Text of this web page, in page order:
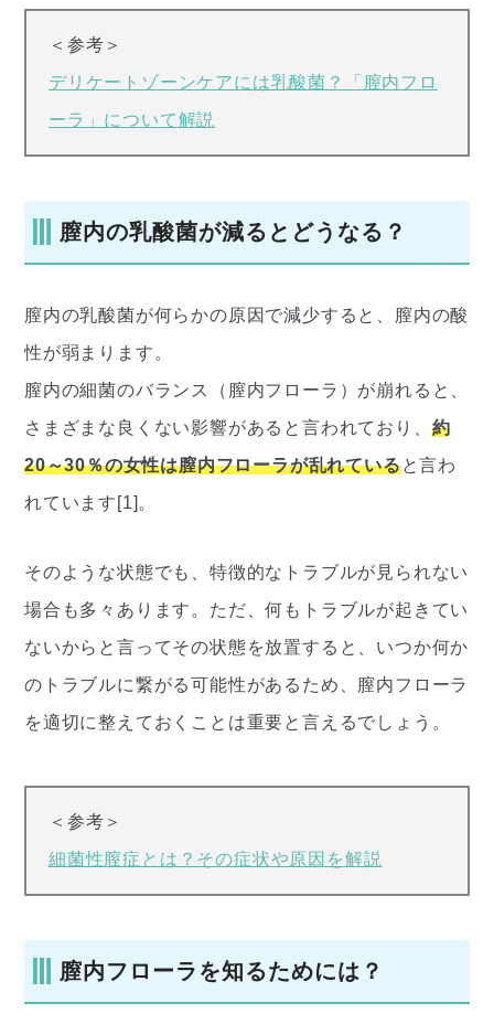
＜参考＞
デリケートゾーンケアには乳酸菌？「膣内フロ
ーラ」について解説
膣内の乳酸菌が減るとどうなる？
膣内の乳酸菌が何らかの原因で減少すると、膣内の酸
性が弱まります。
膣内の細菌のバランス（膣内フローラ）が崩れると、
さまざまな良くない影響があると言われており、 約
20～30％の女性は膣内フローラが乱れていると言わ
れています[1]。
そのような状態でも、特徴的なトラブルが見られない
場合も多々あります。ただ、何もトラブルが起きてい
ないからと言ってその状態を放置すると、いつか何か
のトラブルに繋がる可能性があるため、膣内フローラ
を適切に整えておくことは重要と言えるでしょう。
＜参考＞
細菌性膣症とは？その症状や原因を解説
膣内フローラを知るためには？